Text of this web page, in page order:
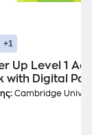
+1
Up Level 1
with Digital
Cambridge